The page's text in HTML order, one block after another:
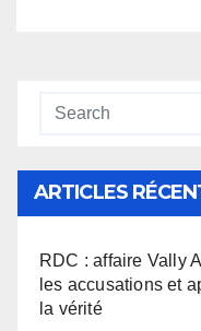
ARTICLES
RDC : affaire Vally
les accusations et
la vérité